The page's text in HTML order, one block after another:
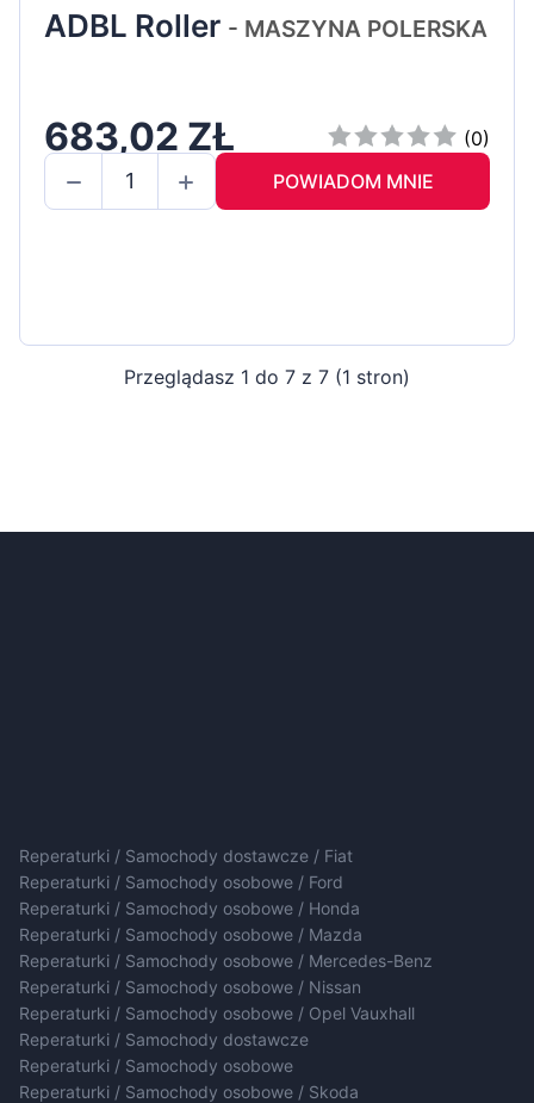
ADBL Roller - MASZYNA POLERSKA
683,02 ZŁ
(0)
POWIADOM MNIE
Przeglądasz 1 do 7 z 7 (1 stron)
Reperaturki / Samochody dostawcze / Fiat
Reperaturki / Samochody osobowe / Ford
Reperaturki / Samochody osobowe / Honda
Reperaturki / Samochody osobowe / Mazda
Reperaturki / Samochody osobowe / Mercedes-Benz
Reperaturki / Samochody osobowe / Nissan
Reperaturki / Samochody osobowe / Opel Vauxhall
Reperaturki / Samochody dostawcze
Reperaturki / Samochody osobowe
Reperaturki / Samochody osobowe / Skoda